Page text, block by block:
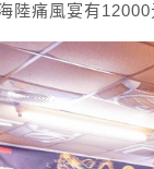
陸痛風宴有